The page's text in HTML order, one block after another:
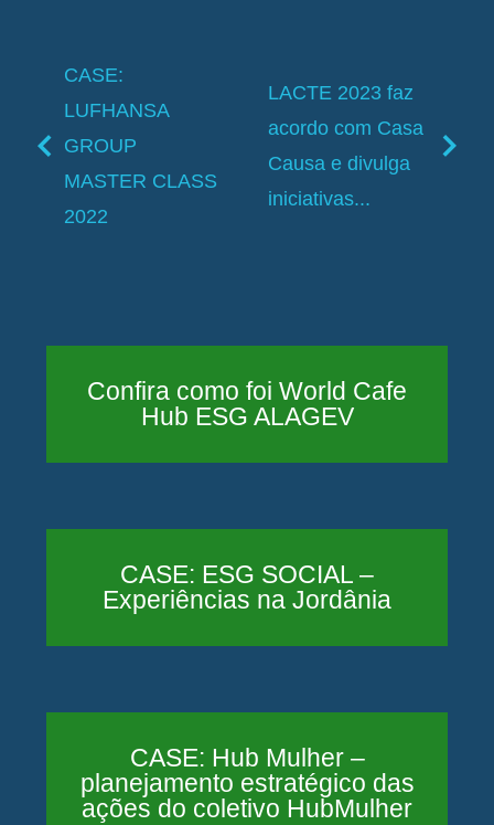
CASE:
LUFHANSA
GROUP
MASTER CLASS
2022
LACTE 2023 faz
acordo com Casa
Causa e divulga
iniciativas...
Confira como foi World Cafe
Hub ESG ALAGEV
CASE: ESG SOCIAL –
Experiências na Jordânia
CASE: Hub Mulher –
planejamento estratégico das
ações do coletivo HubMulher